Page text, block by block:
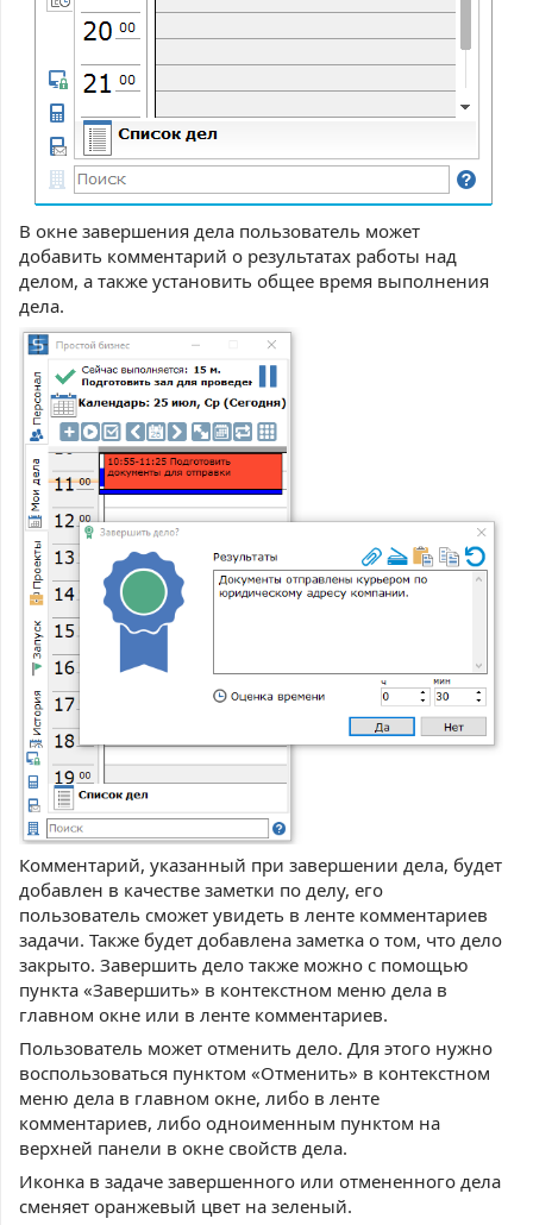
В окне завершения дела пользователь может
добавить комментарий о результатах работы над
делом, а также установить общее время выполнения
дела.
Комментарий, указанный при завершении дела, будет
добавлен в качестве заметки по делу, его
пользователь сможет увидеть в ленте комментариев
задачи. Также будет добавлена заметка о том, что дело
закрыто. Завершить дело также можно с помощью
пункта «Завершить» в контекстном меню дела в
главном окне или в ленте комментариев.
Пользователь может отменить дело. Для этого нужно
воспользоваться пунктом «Отменить» в контекстном
меню дела в главном окне, либо в ленте
комментариев, либо одноименным пунктом на
верхней панели в окне свойств дела.
Иконка в задаче завершенного или отмененного дела
сменяет оранжевый цвет на зеленый.